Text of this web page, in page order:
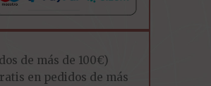
de más de 100€)
en pedidos de más